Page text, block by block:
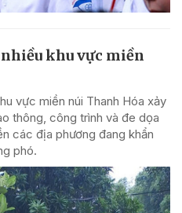
khu vực miền
vực miền núi Thanh Hóa xảy
thông, công trình và đe dọa
các địa phương đang khẩn
phó.